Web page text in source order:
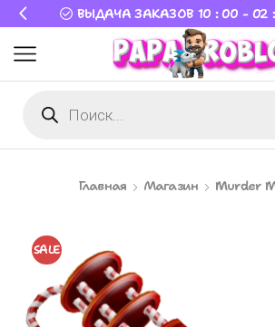
ВЫДАЧА ЗАКАЗОВ 10 : 00 - 02 : 00
Главная Магазин Murder
SALE